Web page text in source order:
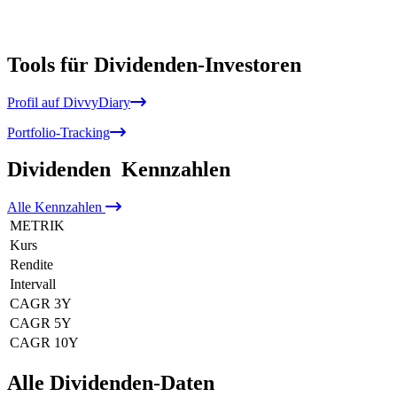
Tools für Dividenden-Investoren
Profil auf DivvyDiary
Portfolio-Tracking
Dividenden Kennzahlen
Alle Kennzahlen
METRIK
Kurs
Rendite
Intervall
CAGR 3Y
CAGR 5Y
CAGR 10Y
Alle Dividenden-Daten